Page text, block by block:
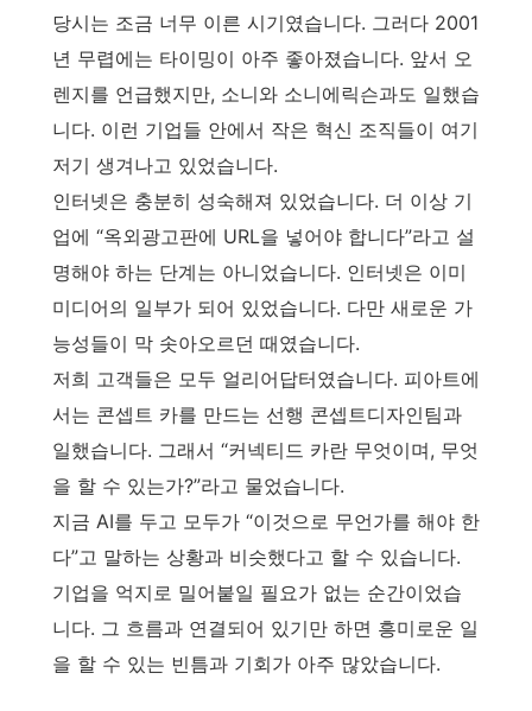
당시는 조금 너무 이른 시기였습니다. 그러다 2001
년 무렵에는 타이밍이 아주 좋아졌습니다. 앞서 오
렌지를 언급했지만, 소니와 소니에릭슨과도 일했습
니다. 이런 기업들 안에서 작은 혁신 조직들이 여기
저기 생겨나고 있었습니다.
인터넷은 충분히 성숙해져 있었습니다. 더 이상 기
업에 “옥외광고판에 URL을 넣어야 합니다”라고 설
명해야 하는 단계는 아니었습니다. 인터넷은 이미
미디어의 일부가 되어 있었습니다. 다만 새로운 가
능성들이 막 솟아오르던 때였습니다.
저희 고객들은 모두 얼리어답터였습니다. 피아트에
서는 콘셉트 카를 만드는 선행 콘셉트디자인팀과
일했습니다. 그래서 “커넥티드 카란 무엇이며, 무엇
을 할 수 있는가?”라고 물었습니다.
지금 AI를 두고 모두가 “이것으로 무언가를 해야 한
다”고 말하는 상황과 비슷했다고 할 수 있습니다.
기업을 억지로 밀어붙일 필요가 없는 순간이었습
니다. 그 흐름과 연결되어 있기만 하면 흥미로운 일
을 할 수 있는 빈틈과 기회가 아주 많았습니다.